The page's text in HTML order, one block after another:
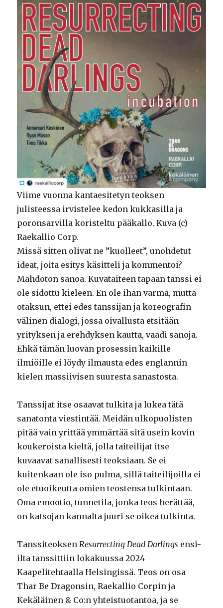
Viime vuonna kantaesitetyn teoksen
julisteessa irvistelee kedon kukkasilla ja
poronsarvilla koristeltu pääkallo. Kuva (c)
Raekallio Corp.
Missä sitten olivat ne ”kuolleet”, unohdetut
ideat, joita esitys käsitteli ja kommentoi?
Mahdoton sanoa. Kuvataiteen tapaan tanssi ei
ole sidottu kieleen. En ole ihan varma, mutta
otaksun, ettei edes tanssijan ja koreografin
välinen dialogi, jossa oivallusta etsitään
yrityksen ja erehdyksen kautta, vaadi sanoja.
Ehkä tämän luovan prosessin kaikille
ilmiöille ei löydy ilmausta edes englannin
kielen massiivisen suuresta sanastosta.
Tanssijat itse osaavat tulkita ja lukea tätä
sanatonta viestintää. Meidän ulkopuolisten
pitää vain yrittää ymmärtää sitä usein kovin
koukeroista kieltä, jolla taiteilijat itse
kuvaavat sanallisesti teoksiaan. Se ei
kuitenkaan ole iso pulma, sillä taiteilijoilla ei
ole etuoikeutta omien teostensa tulkintaan.
Oma emootio, tunnetila, jonka teos herättää,
on katsojan kannalta juuri se oikea tulkinta.
Tanssiteoksen Resurrecting Dead Darlings ensi-
ilta tanssittiin lokakuussa 2024
Kaapelitehtaalla Helsingissä. Teos on osa
Thar Be Dragonsin, Raekallio Corpin ja
Kekäläinen & Co:n yhteistuotantoa, ja se